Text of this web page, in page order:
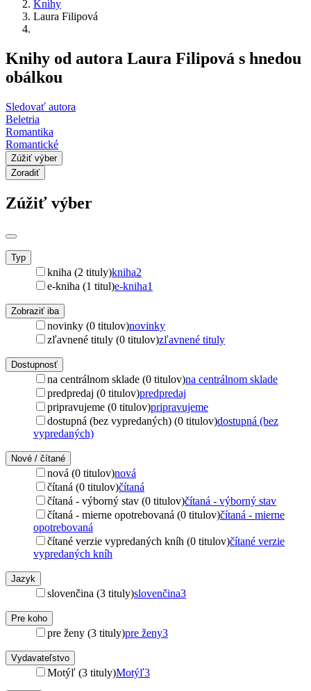
Knihy
Laura Filipová
Knihy od autora Laura Filipová s hnedou
obálkou
Sledovať autora
Beletria
Romantika
Romantické
Zúžiť výber
Zoradiť
Zúžiť výber
Typ
kniha (2 tituly)kniha2
e-kniha (1 titul)e-kniha1
Zobraziť iba
novinky (0 titulov)novinky
zľavnené tituly (0 titulov)zľavnené tituly
Dostupnosť
na centrálnom sklade (0 titulov)na centrálnom sklade
predpredaj (0 titulov)predpredaj
pripravujeme (0 titulov)pripravujeme
dostupná (bez vypredaných) (0 titulov)dostupná (bez
vypredaných)
Nové / čítané
nová (0 titulov)nová
čítaná (0 titulov)čítaná
čítaná - výborný stav (0 titulov)čítaná - výborný stav
čítaná - mierne opotrebovaná (0 titulov)čítaná - mierne
opotrebovaná
čítané verzie vypredaných kníh (0 titulov)čítané verzie
vypredaných kníh
Jazyk
slovenčina (3 tituly)slovenčina3
Pre koho
pre ženy (3 tituly)pre ženy3
Vydavateľstvo
Motýľ (3 tituly)Motýľ3